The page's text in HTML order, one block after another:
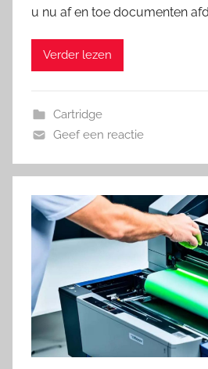
u nu af en toe documenten
Verder lezen
Cartridge
Geef een reactie